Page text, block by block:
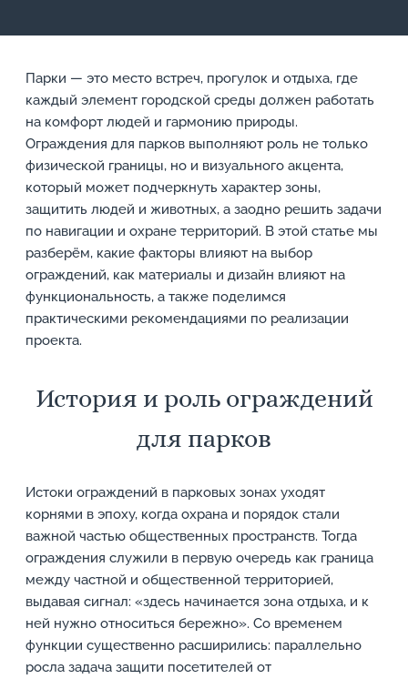
Парки — это место встреч, прогулок и отдыха, где
каждый элемент городской среды должен работать
на комфорт людей и гармонию природы.
Ограждения для парков выполняют роль не только
физической границы, но и визуального акцента,
который может подчеркнуть характер зоны,
защитить людей и животных, а заодно решить задачи
по навигации и охране территорий. В этой статье мы
разберём, какие факторы влияют на выбор
ограждений, как материалы и дизайн влияют на
функциональность, а также поделимся
практическими рекомендациями по реализации
проекта.
История и роль ограждений
для парков
Истоки ограждений в парковых зонах уходят
корнями в эпоху, когда охрана и порядок стали
важной частью общественных пространств. Тогда
ограждения служили в первую очередь как граница
между частной и общественной территорией,
выдавая сигнал: «здесь начинается зона отдыха, и к
ней нужно относиться бережно». Со временем
функции существенно расширились: параллельно
росла задача защити посетителей от